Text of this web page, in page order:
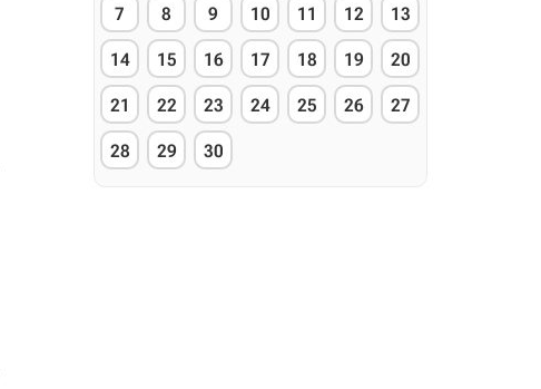
7 8 9 10 11 12 13
14 15 16 17 18 19 20
21 22 23 24 25 26 27
28 29 30